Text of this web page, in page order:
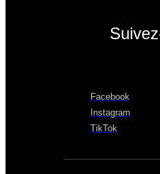
Facebook
Instagram
TikTok